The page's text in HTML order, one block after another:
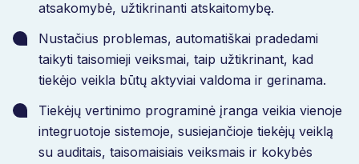
atsakomybė, užtikrinanti atskaitomybę.
Nustačius problemas, automatiškai pradedami
taikyti taisomieji veiksmai, taip užtikrinant, kad
tiekėjo veikla būtų aktyviai valdoma ir gerinama.
Tiekėjų vertinimo programinė įranga veikia vienoje
integruotoje sistemoje, susiejančioje tiekėjų veiklą
su auditais, taisomaisiais veiksmais ir kokybės